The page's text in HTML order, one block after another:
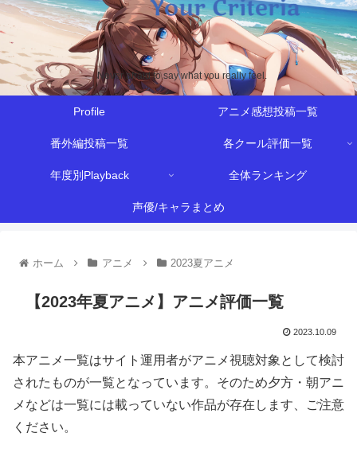
Never afraid to say what you really feel.
Profile アニメ感想投稿一覧
番外編投稿一覧 各クール評価一覧
年度別Playback 全体ランキング
声優/キャラまとめ
ホーム アニメ 2023夏アニメ
【2023年夏アニメ】アニメ評価一覧
2023.10.09
本アニメ一覧はサイト運用者がアニメ視聴対象として検討
されたものが一覧となっています。そのため夕方・朝アニ
メなどは一覧には載っていない作品が存在します、ご注意
ください。